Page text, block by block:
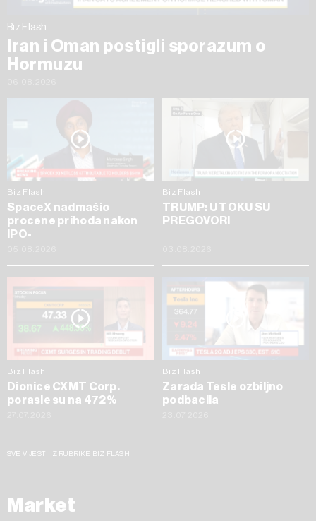
Biz Flash
Iran i Oman postigli sporazum o
Hormuzu
Biz Flash
SpaceX nadmašio
procene prihoda nakon
IPO-
Biz Flash
TRUMP: U TOKU SU
PREGOVORI
Biz Flash
Dionice CXMT Corp.
porasle su na 472%
Biz Flash
Zarada Tesle ozbiljno
podbacila
SVE VIJESTI IZ RUBRIKE BIZ FLASH
Market